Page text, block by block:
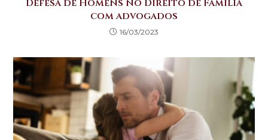
Defesa de Homens no Direito de Família
com advogados
16/03/2023